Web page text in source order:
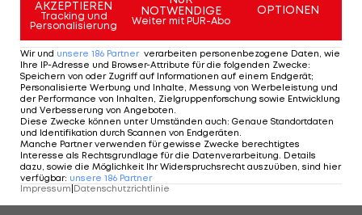
AKZEPTIEREN
Tracking und
Personalisierung
NOTWENDIGE
Weiter mit PUR-Abo
OPTIONEN
Wir und unsere 186 Partner verarbeiten personenbezogene Daten, wie
Ihre IP-Adresse und Browser-Attribute für die folgenden Zwecke:
Speichern von oder Zugriff auf Informationen auf einem Endgerät;
Personalisierte Werbung und Inhalte, Messung von Werbeleistung und
der Performance von Inhalten, Zielgruppenforschung sowie Entwicklung
und Verbesserung von Angeboten
Diese Zwecke können unter Umständen auch: Genaue Standortdaten
und Identifikation durch Scannen von Endgeräten
Manche Partner verwenden für gewisse Zwecke berechtigtes
Interesse als Rechtsgrundlage für die Datenverarbeitung. Details
dazu, sowie die Möglichkeit Ihr Widerspruchsrecht auszuüben, sind hier
verfügbar: unsere 186 Partner
Impressum|Datenschutzrichtlinie